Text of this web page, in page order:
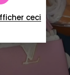
ceci